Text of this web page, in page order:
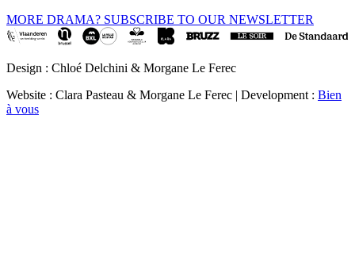
MORE DRAMA? SUBSCRIBE TO OUR NEWSLETTER
Design : Chloé Delchini & Morgane Le Ferec
Website : Clara Pasteau & Morgane Le Ferec | Development : Bien
à vous